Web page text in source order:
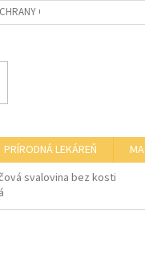
OSOBNÝCH ÚDAJOV
PRÍRODNÁ LEKÁREŇ
svalovina bez kosti